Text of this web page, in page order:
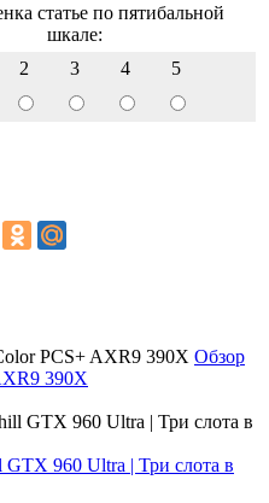
статье по пятибальной
шкале:
2 3 4 5
Обзор
390X
960 Ultra | Три слота в